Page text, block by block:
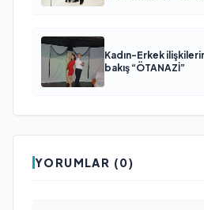
Kadın-Erkek
bakış “ÖTANAZİ”
YORUMLAR (0)